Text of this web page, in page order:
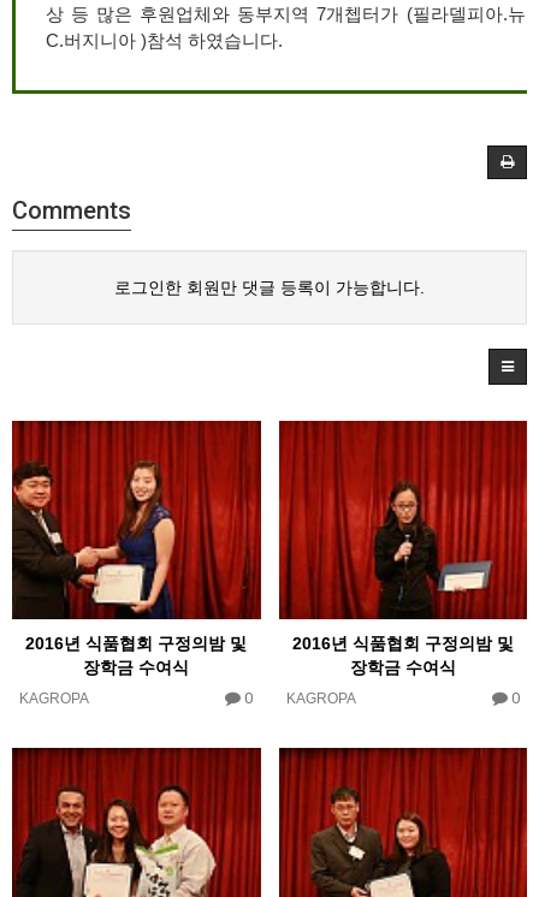
상 등 많은 후원업체와 동부지역 7개쳅터가 (필라델피아.뉴
C.버지니아 )참석 하였습니다.
Comments
로그인한 회원만 댓글 등록이 가능합니다.
2016년 식품협회 구정의밤 및
장학금 수여식
KAGROPA 0
2016년 식품협회 구정의밤 및
장학금 수여식
KAGROPA 0